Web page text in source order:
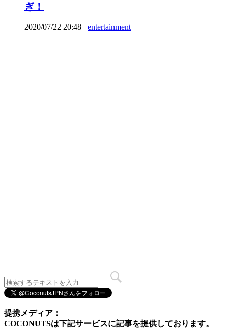
ぎ！
2020/07/22 20:48 entertainment
提携メディア：
COCONUTSは下記サービスに記事を提供しております。